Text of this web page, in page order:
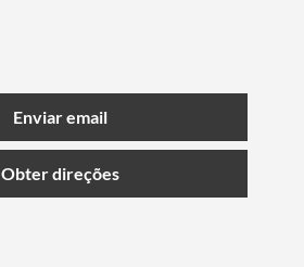
Enviar email
Obter direções